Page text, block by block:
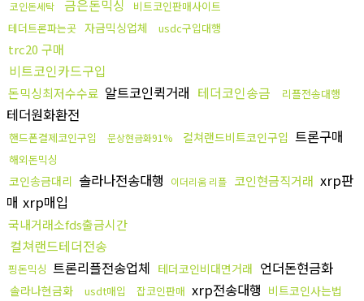
코인돈세탁 금은돈믹싱
비트코인판매사이트
테더트론파는곳 자금믹싱업체 usdc구입대행
trc20 구매
비트코인카드구입
돈믹싱최저수수료 알트코인퀵거래 테더코인송금 리플전송대행
테더원화환전
핸드폰결제코인구입 문상현금화91% 컬쳐랜드비트코인구입 트론구매
해외돈믹싱
코인송금대리 솔라나전송대행 이더리움 리플 코인현금직거래 xrp판
매 xrp매입
국내거래소fds출금시간
컬쳐랜드테더전송
핑돈믹싱 트론리플전송업체 테더코인비대면거래 언더돈현금화
솔라나현금화 usdt매입 잡코인판매 xrp전송대행 비트코인사는법